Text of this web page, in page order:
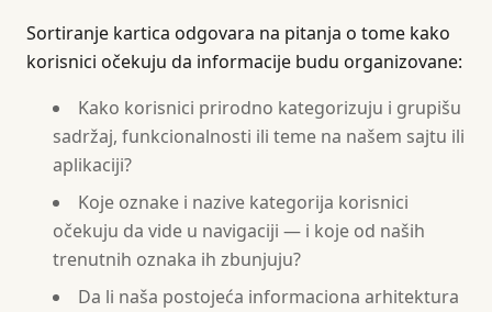
Sortiranje kartica odgovara na pitanja o tome kako
korisnici očekuju da informacije budu organizovane:
Kako korisnici prirodno kategorizuju i grupišu
sadržaj, funkcionalnosti ili teme na našem sajtu ili
aplikaciji?
Koje oznake i nazive kategorija korisnici
očekuju da vide u navigaciji — i koje od naših
trenutnih oznaka ih zbunjuju?
Da li naša postojeća informaciona arhitektura